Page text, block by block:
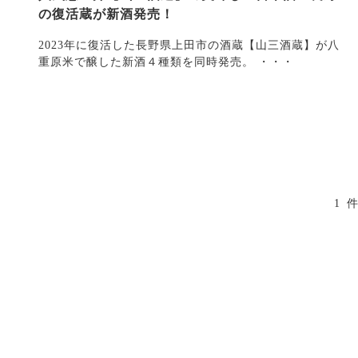
の復活蔵が新酒発売！
2023年に復活した長野県上田市の酒蔵【山三酒蔵】が八
重原米で醸した新酒４種類を同時発売。 ・・・
1